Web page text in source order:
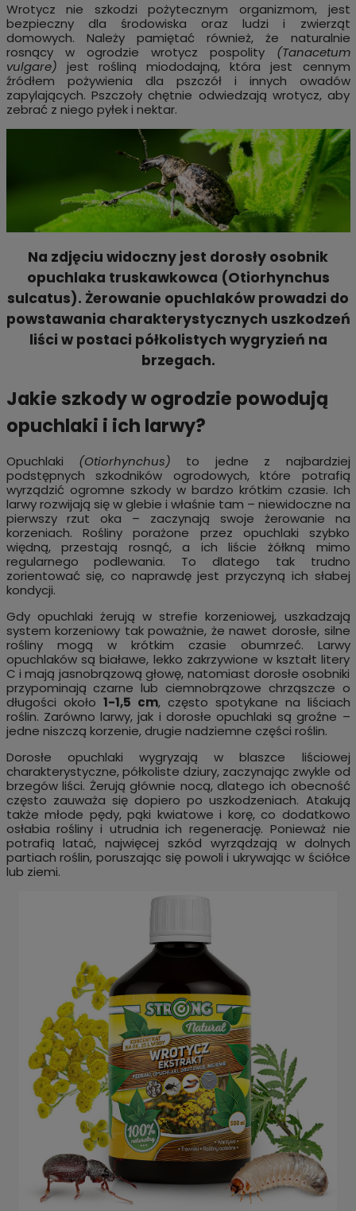
Wrotycz nie szkodzi pożytecznym organizmom, jest
bezpieczny dla środowiska oraz ludzi i zwierząt
domowych. Należy pamiętać również, że naturalnie
rosnący w ogrodzie wrotycz pospolity (Tanacetum
vulgare) jest rośliną miododajną, która jest cennym
źródłem pożywienia dla pszczół i innych owadów
zapylających. Pszczoły chętnie odwiedzają wrotycz, aby
zebrać z niego pyłek i nektar.
Na zdjęciu widoczny jest dorosły osobnik
opuchlaka truskawkowca (Otiorhynchus
sulcatus). Żerowanie opuchlaków prowadzi do
powstawania charakterystycznych uszkodzeń
liści w postaci półkolistych wygryzień na
brzegach.
Jakie szkody w ogrodzie powodują
opuchlaki i ich larwy?
Opuchlaki (Otiorhynchus) to jedne z najbardziej
podstępnych szkodników ogrodowych, które potrafią
wyrządzić ogromne szkody w bardzo krótkim czasie. Ich
larwy rozwijają się w glebie i właśnie tam – niewidoczne na
pierwszy rzut oka – zaczynają swoje żerowanie na
korzeniach. Rośliny porażone przez opuchlaki szybko
więdną, przestają rosnąć, a ich liście żółkną mimo
regularnego podlewania. To dlatego tak trudno
zorientować się, co naprawdę jest przyczyną ich słabej
kondycji.
Gdy opuchlaki żerują w strefie korzeniowej, uszkadzają
system korzeniowy tak poważnie, że nawet dorosłe, silne
rośliny mogą w krótkim czasie obumrzeć. Larwy
opuchlaków są białawe, lekko zakrzywione w kształt litery
C i mają jasnobrązową głowę, natomiast dorosłe osobniki
przypominają czarne lub ciemnobrązowe chrząszcze o
długości około 1-1,5 cm, często spotykane na liściach
roślin. Zarówno larwy, jak i dorosłe opuchlaki są groźne –
jedne niszczą korzenie, drugie nadziemne części roślin.
Dorosłe opuchlaki wygryzają w blaszce liściowej
charakterystyczne, półkoliste dziury, zaczynając zwykle od
brzegów liści. Żerują głównie nocą, dlatego ich obecność
często zauważa się dopiero po uszkodzeniach. Atakują
także młode pędy, pąki kwiatowe i korę, co dodatkowo
osłabia rośliny i utrudnia ich regenerację. Ponieważ nie
potrafią latać, najwięcej szkód wyrządzają w dolnych
partiach roślin, poruszając się powoli i ukrywając w ściółce
lub ziemi.